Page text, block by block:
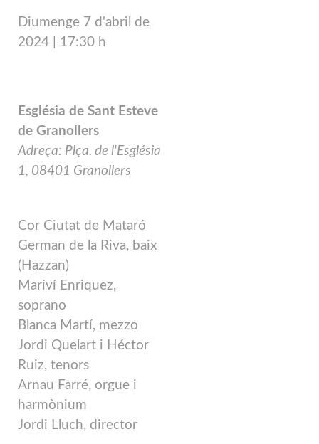
Diumenge 7 d'abril de
2024 | 17:30 h
Església de Sant Esteve
de Granollers
Adreça: Plça. de l'Església
1, 08401 Granollers
Cor Ciutat de Mataró
German de la Riva, baix
(Hazzan)
Mariví Enriquez,
soprano
Blanca Martí, mezzo
Jordi Quelart i Héctor
Ruiz, tenors
Arnau Farré, orgue i
harmònium
Jordi Lluch, director